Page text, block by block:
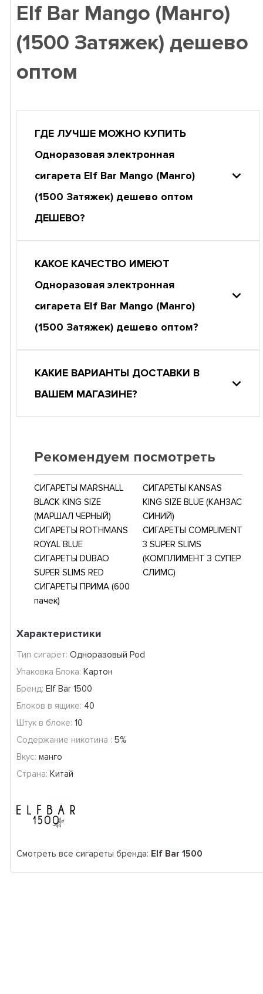
Elf Bar Mango (Манго)
(1500 Затяжек) дешево
оптом
ГДЕ ЛУЧШЕ МОЖНО КУПИТЬ
Одноразовая электронная
сигарета Elf Bar Mango (Манго)
(1500 Затяжек) дешево оптом
ДЕШЕВО?
КАКОЕ КАЧЕСТВО ИМЕЮТ
Одноразовая электронная
сигарета Elf Bar Mango (Манго)
(1500 Затяжек) дешево оптом?
КАКИЕ ВАРИАНТЫ ДОСТАВКИ В
ВАШЕМ МАГАЗИНЕ?
Рекомендуем посмотреть
СИГАРЕТЫ MARSHALL
BLACK KING SIZE
(МАРШАЛ ЧЕРНЫЙ)
СИГАРЕТЫ ROTHMANS
ROYAL BLUE
СИГАРЕТЫ DUBAO
SUPER SLIMS RED
СИГАРЕТЫ ПРИМА (600
пачек)
СИГАРЕТЫ KANSAS
KING SIZE BLUE (КАНЗАС
СИНИЙ)
СИГАРЕТЫ COMPLIMENT
3 SUPER SLIMS
(КОМПЛИМЕНТ 3 СУПЕР
СЛИМС)
Характеристики
Тип сигарет: Одноразовый Pod
Упаковка Блока: Картон
Бренд: Elf Bar 1500
Блоков в ящике: 40
Штук в блоке: 10
Содержание никотина : 5%
Вкус: манго
Страна: Китай
Смотреть все сигареты бренда: Elf Bar 1500